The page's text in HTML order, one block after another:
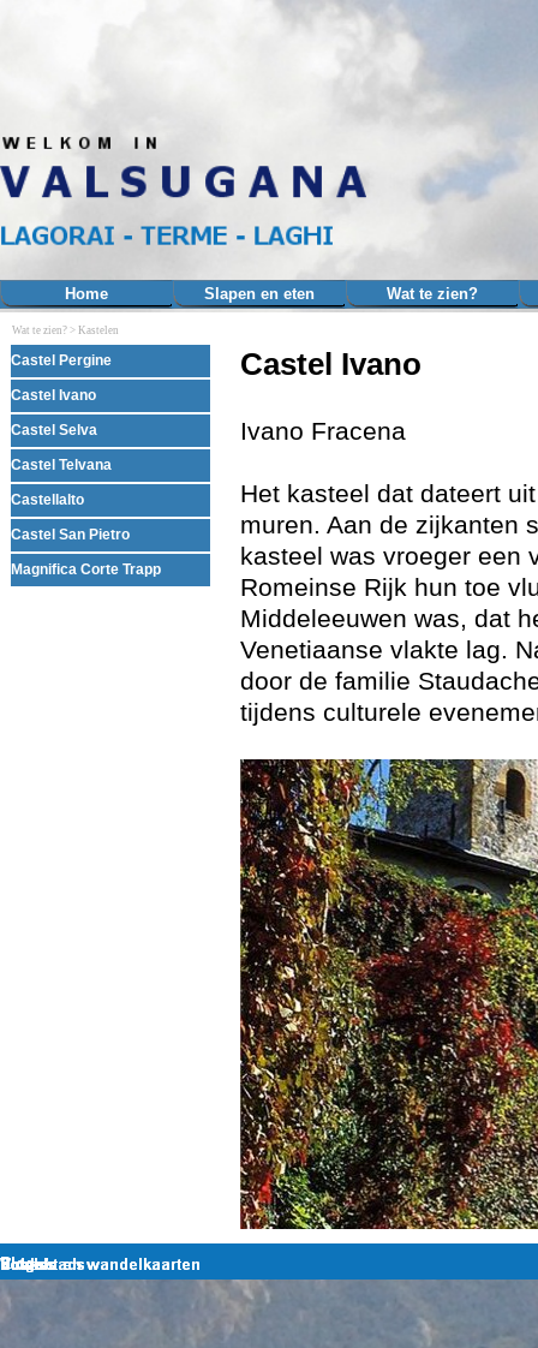
Home Slapen en eten ▼
Wat te zien?
Wat te zien? >Kastelen
Menu overslaan
Castel Pergine
Castel Ivano
Castel Selva
Castel Telvana
Castellalto
Castel San Pietro
Magnifica Corte Trapp
Castel Ivano
Ivano Fracena
Het kasteel dat dateert
muren. Aan de zijkanten
kasteel was vroeger een
Romeinse Rijk hun toe
Middeleeuwen was, dat
Venetiaanse vlakte lag.
door de familie
tijdens culturele
Terug naar de inhoud